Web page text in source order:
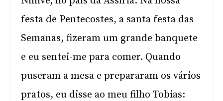
festa de Pentecostes, a santa festa das
Semanas, fizeram um grande banquete
e eu sentei-me para comer. Quando
puseram a mesa e prepararam os vários
pratos, eu disse ao meu filho Tobias: